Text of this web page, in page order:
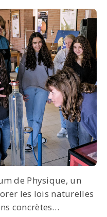
de Physique, un
les lois naturelles
concrètes…